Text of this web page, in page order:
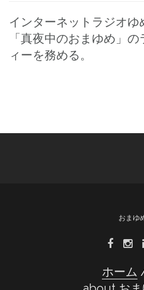
インターネットラジオゆ
「真夜中のおまゆめ」
ィーを務める。
おまゆ
ホーム